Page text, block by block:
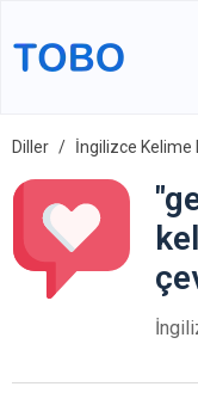
Diller İngilizce Kelime